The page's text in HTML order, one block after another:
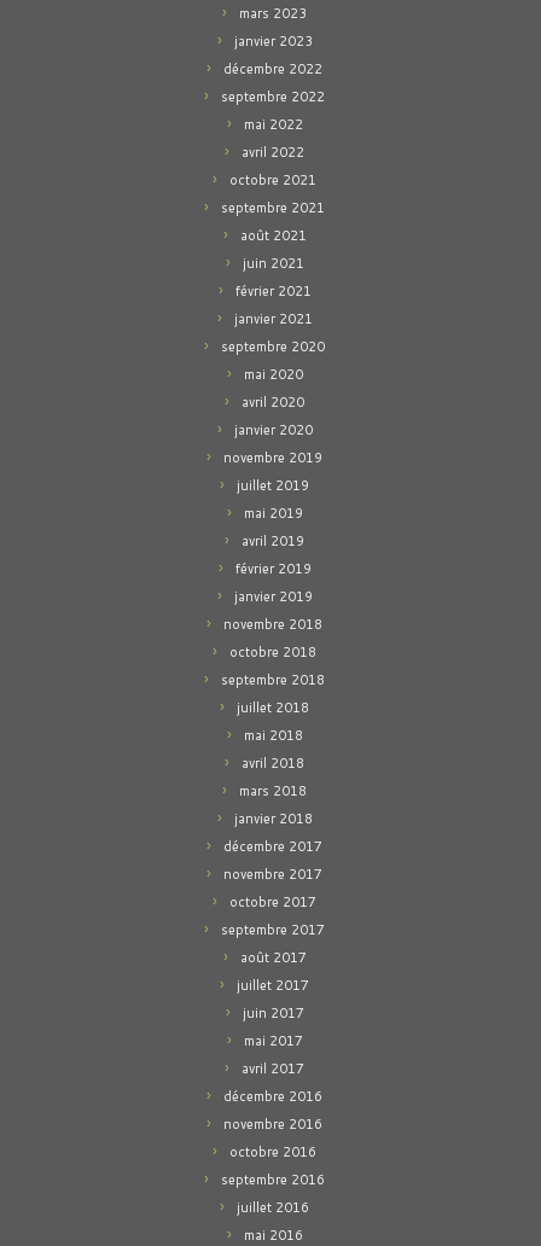
mars 2023
janvier 2023
décembre 2022
septembre 2022
mai 2022
avril 2022
octobre 2021
septembre 2021
août 2021
juin 2021
février 2021
janvier 2021
septembre 2020
mai 2020
avril 2020
janvier 2020
novembre 2019
juillet 2019
mai 2019
avril 2019
février 2019
janvier 2019
novembre 2018
octobre 2018
septembre 2018
juillet 2018
mai 2018
avril 2018
mars 2018
janvier 2018
décembre 2017
novembre 2017
octobre 2017
septembre 2017
août 2017
juillet 2017
juin 2017
mai 2017
avril 2017
décembre 2016
novembre 2016
octobre 2016
septembre 2016
juillet 2016
mai 2016